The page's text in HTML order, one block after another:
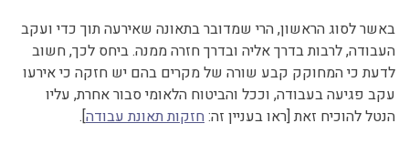
באשר לסוג הראשון, הרי שמדובר בתאונה שאירעה תוך כדי ועקב
העבודה, לרבות בדרך אליה ובדרך חזרה ממנה. ביחס לכך, חשוב
לדעת כי המחוקק קבע שורה של מקרים בהם יש חזקה כי אירעו
עקב פגיעה בעבודה, וככל והביטוח הלאומי סבור אחרת, עליו
הנטל להוכיח זאת [ראו בעניין זה: חזקות תאונת עבודה].